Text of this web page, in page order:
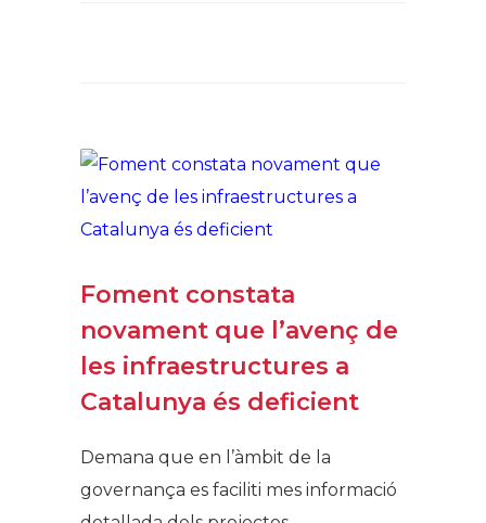
Foment constata
novament que l’avenç de
les infraestructures a
Catalunya és deficient
Demana que en l’àmbit de la
governança es faciliti mes informació